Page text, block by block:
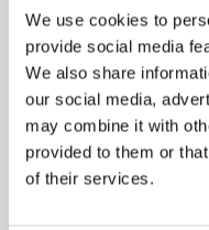
We use cookies to
provide social media
We also share
our social media,
may combine it with
provided to them or
of their services.
Prodig Attachments
rad olika storlekar,
bredder. Denna
skopa som passar just
arbetsförhållanden.
Mindre skopor är